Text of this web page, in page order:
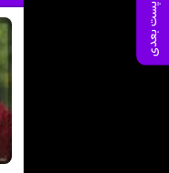
پست بعدی